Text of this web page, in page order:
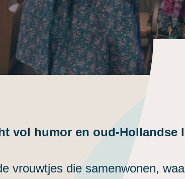
vol humor en oud-Hollandse
vrouwtjes die samenwonen,